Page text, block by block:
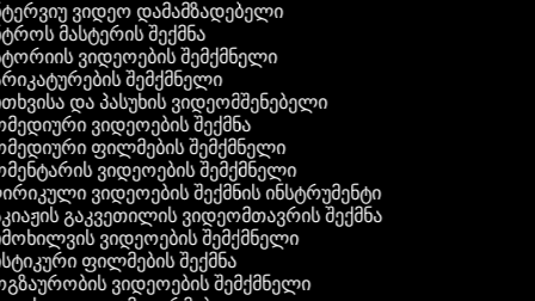
ვიდეო დამამზადებელი
მასტერის შექმნა
ვიდეოების შემქმნელი
შემქმნელი
და პასუხის ვიდეომშენებელი
ვიდეოების შექმნა
ფილმების შემქმნელი
ვიდეოების შემქმნელი
ვიდეოების შექმნის ინსტრუმენტი
გაკვეთილის ვიდეომთავრის შექმნა
ვიდეოების შემქმნელი
ფილმების შექმნა
ვიდეოების შემქმნელი